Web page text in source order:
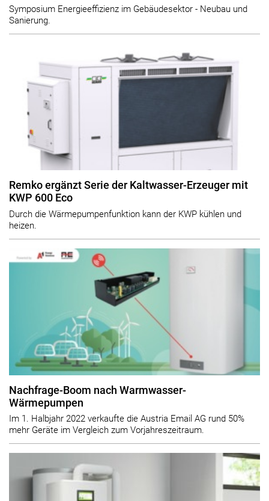
Symposium Energieeffizienz im Gebäudesektor - Neubau und
Sanierung.
Remko ergänzt Serie der Kaltwasser-Erzeuger mit
KWP 600 Eco
Durch die Wärmepumpenfunktion kann der KWP kühlen und
heizen.
Nachfrage-Boom nach Warmwasser-
Wärmepumpen
Im 1. Halbjahr 2022 verkaufte die Austria Email AG rund 50%
mehr Geräte im Vergleich zum Vorjahreszeitraum.